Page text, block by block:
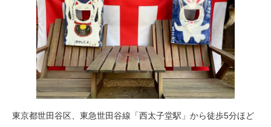
東京都世田谷区、東急世田谷線「西太子堂駅」から徒歩5分ほど